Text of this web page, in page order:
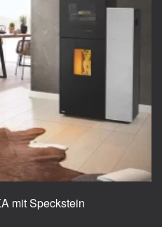
mit Speckstein